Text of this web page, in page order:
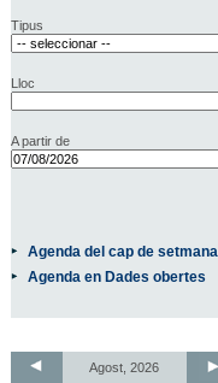
Tipus
Lloc
A partir de
Agenda del cap de setmana
Agenda en Dades obertes
Agost, 2026